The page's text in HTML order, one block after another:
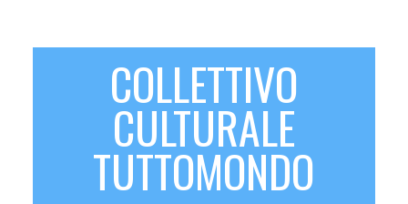
COLLETTIVO
CULTURALE
TUTTOMONDO